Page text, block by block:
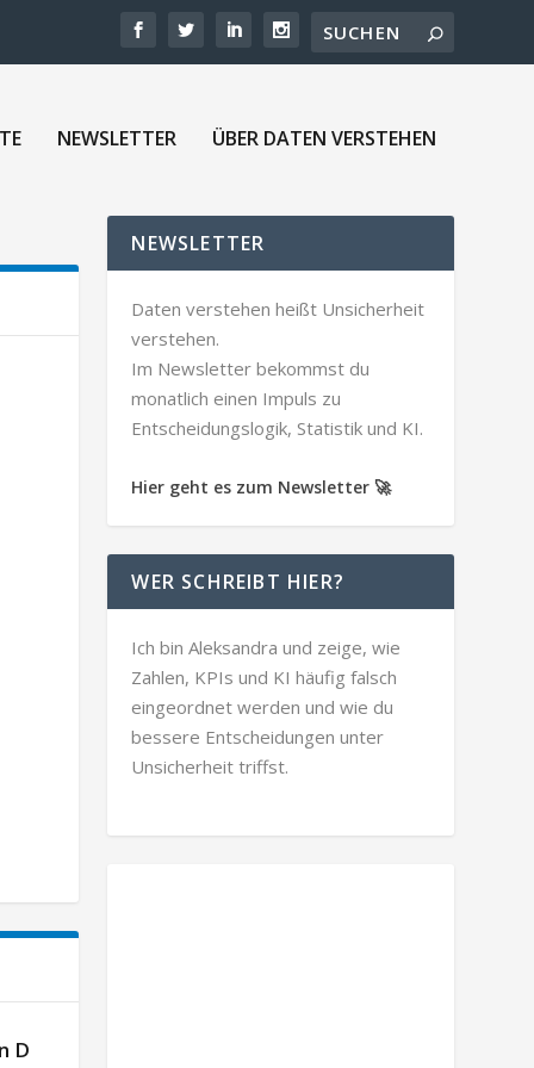
NEWSLETTER ÜBER DATEN VERSTEHEN
D
NEWSLETTER
Daten verstehen heißt Unsicherheit
verstehen.
Im Newsletter bekommst du
monatlich einen Impuls zu
Entscheidungslogik, Statistik und KI.
Hier geht es zum Newsletter 🚀
WER SCHREIBT HIER?
Ich bin Aleksandra und zeige, wie
Zahlen, KPIs und KI häufig falsch
eingeordnet werden und wie du
bessere Entscheidungen unter
Unsicherheit triffst.